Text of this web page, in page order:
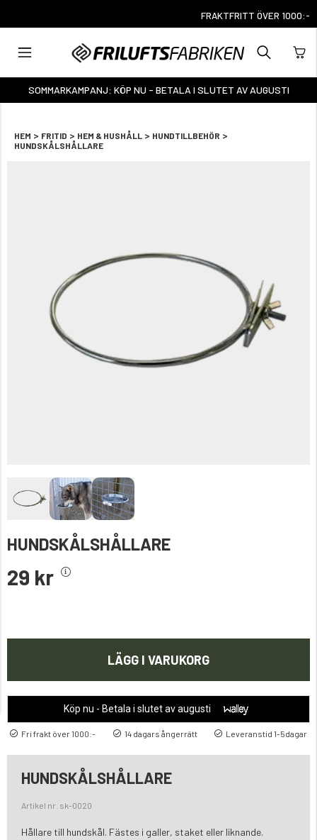
FRAKTFRITT ÖVER 1000:-
SOMMARKAMPANJ: KÖP NU - BETALA I SLUTET AV AUGUSTI
HEM > FRITID > HEM & HUSHÅLL > HUNDTILLBEHÖR >
HUNDSKÅLSHÅLLARE
HUNDSKÅLSHÅLLARE
29 kr
LÄGG I VARUKORG
Köp nu - Betala i slutet av augusti
Fri frakt över 1000:- 14 dagars ångerrätt Leveranstid 1-5dagar
HUNDSKÅLSHÅLLARE
Artikel nr. sk-0020
Hållare till hundskål. Fästes i galler, staket eller liknande.